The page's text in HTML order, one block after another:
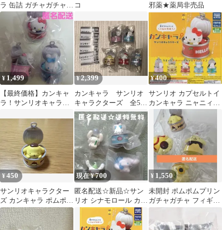
ラ 缶詰 ガチャガチャ
カプセルトイ サンリオ
コ
邪薬★薬局非売品
¥ 1,499
【最終価格】カンキャ
ラ！サンリオキャラク
¥2,399
カンキャラ サンリオ
キャラクターズ 全5
種 コンプリート
¥400
サンリオ カプセルトイ
カンキャラ ニャニィニ
ュネェニョン
¥450
サンリオキャラクター
ズ カンキャラ ポムポム
プリン
現在 ¥700
匿名配送☆新品☆サン
リオ シナモロール カプ
セルトイ 4種セット B
¥ 1,550
未開封 ポムポムプリン
ガチャガチャ フィギュ
ア 4種セット